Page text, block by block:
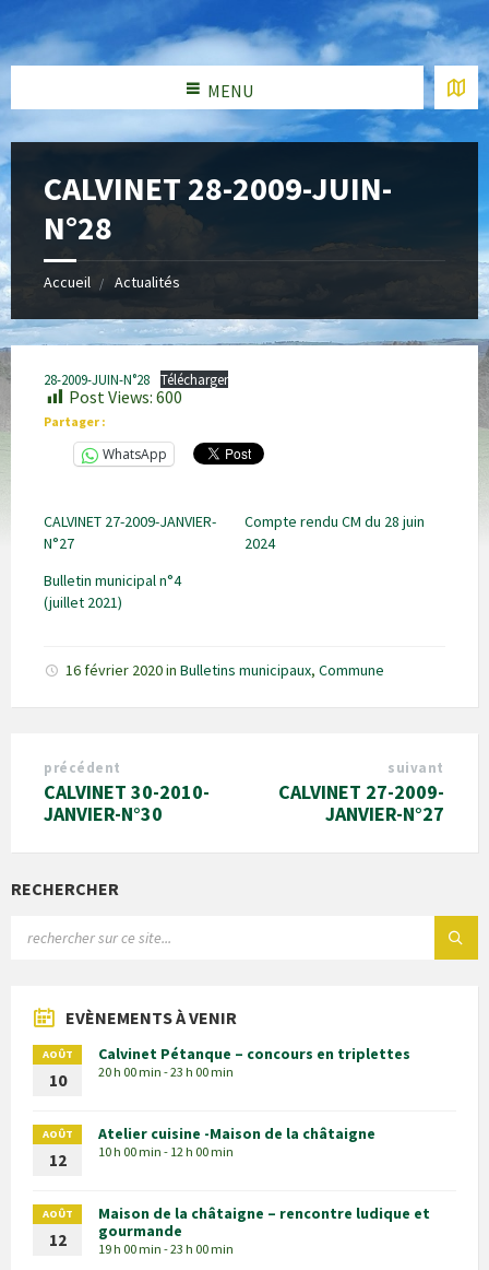
MENU
CALVINET 28-2009-JUIN-
N°28
Accueil Actualités
28-2009-JUIN-N°28 Télécharger
Post Views: 600
Partager :
WhatsApp
CALVINET 27-2009-JANVIER-
N°27
Compte rendu CM du 28 juin
2024
Bulletin municipal n°4
(juillet 2021)
16 février 2020in Bulletins municipaux, Commune
précédent
CALVINET 30-2010-
JANVIER-N°30
suivant
CALVINET 27-2009-
JANVIER-N°27
RECHERCHER
EVÈNEMENTS À VENIR
AOÛT
10
Calvinet Pétanque – concours en triplettes
20 h 00 min - 23 h 00 min
AOÛT
12
Atelier cuisine -Maison de la châtaigne
10 h 00 min - 12 h 00 min
AOÛT
12
Maison de la châtaigne – rencontre ludique et
gourmande
19 h 00 min - 23 h 00 min